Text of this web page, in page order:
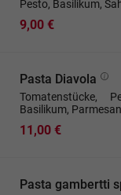
Pesto, Basilikum,
9,00 €
Pasta Diavola
Tomatenstücke,
Basilikum,
11,00 €
Pasta gambertti